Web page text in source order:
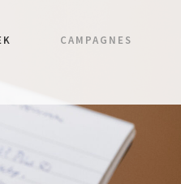
CAMPAGNES